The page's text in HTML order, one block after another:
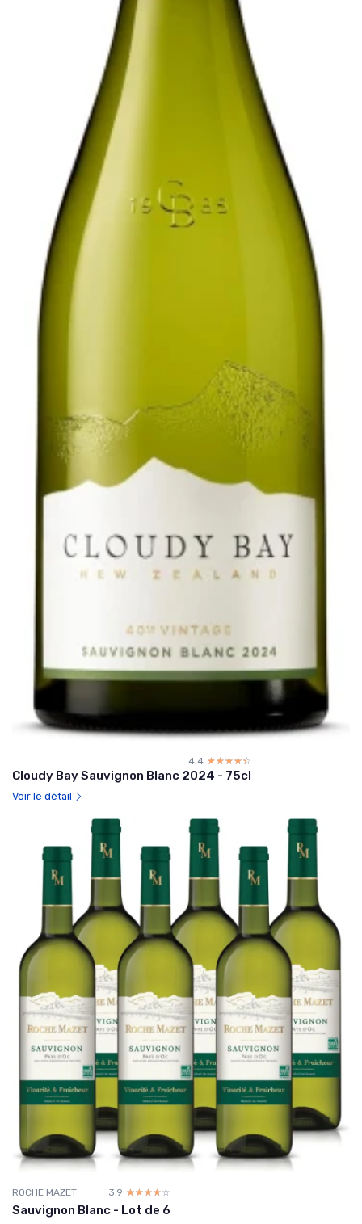
4.4 ☆☆☆☆☆
★★★★★
Cloudy Bay Sauvignon Blanc 2024 - 75cl
Voir le détail
ROCHE MAZET 3.9 ☆☆☆☆☆
★★★★★
Sauvignon Blanc - Lot de 6